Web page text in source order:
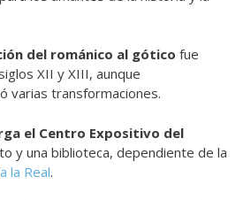
del románico al gótico fue
XII y XIII, aunque
varias transformaciones.
el Centro Expositivo del
y una biblioteca, dependiente de la
la Real.